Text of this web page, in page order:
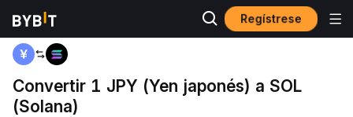
Regístrese
Inicio JPY to SOL
Convertir 1 JPY (Yen japonés) a SOL
(Solana)